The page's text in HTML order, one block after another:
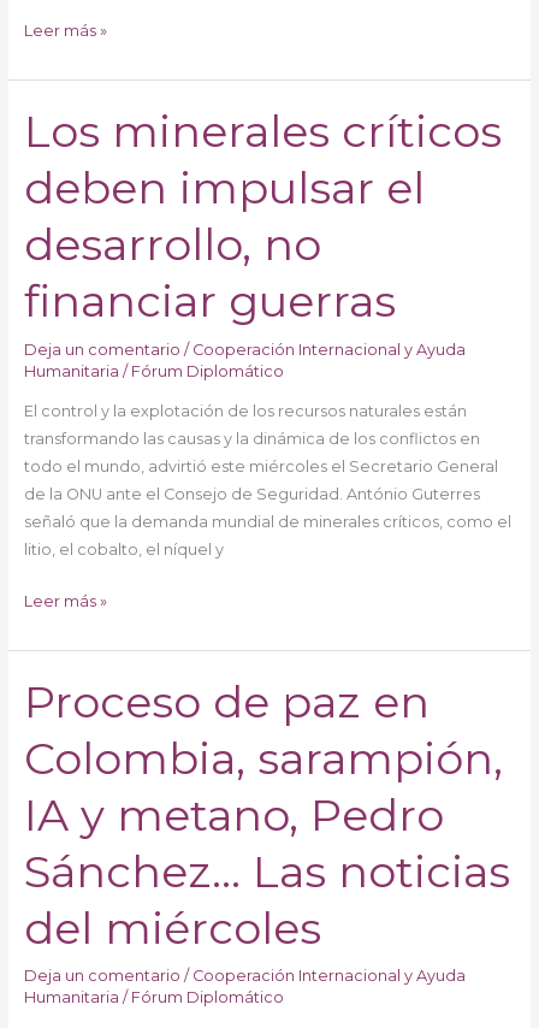
Leer más »
Los minerales críticos
deben impulsar el
desarrollo, no
financiar guerras
Deja un comentario / Cooperación Internacional y Ayuda
Humanitaria / Fórum Diplomático
El control y la explotación de los recursos naturales están
transformando las causas y la dinámica de los conflictos en
todo el mundo, advirtió este miércoles el Secretario General
de la ONU ante el Consejo de Seguridad. António Guterres
señaló que la demanda mundial de minerales críticos, como el
litio, el cobalto, el níquel y
Los
minerales
críticos
deben
impulsar
el
desarrollo,
guerras
Leer más »
Proceso de paz en
Colombia, sarampión,
IA y metano, Pedro
Sánchez… Las noticias
del miércoles
Deja un comentario / Cooperación Internacional y Ayuda
Humanitaria / Fórum Diplomático
Proceso
de
paz
en
Colombia,
sarampión,
IA
y
metano,
Pedro
Las